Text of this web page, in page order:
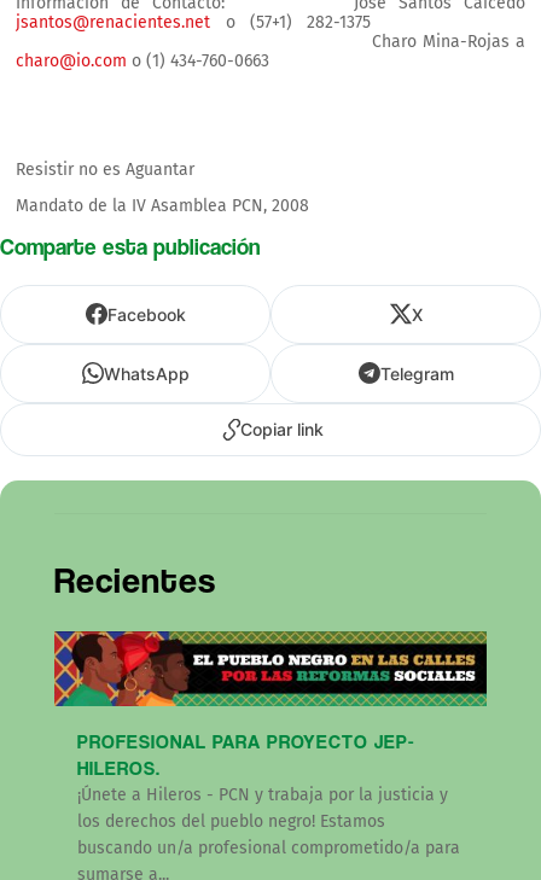
jsantos@renacientes.net o (57+1) 282-1375
Charo Mina-Rojas a
charo@io.com o (1) 434-760-0663
Resistir no es Aguantar
Mandato de la IV Asamblea PCN, 2008
Comparte esta publicación
Facebook X
WhatsApp Telegram
Copiar link
Recientes
PROFESIONAL PARA PROYECTO JEP-
HILEROS.
¡Únete a Hileros - PCN y trabaja por la justicia y
los derechos del pueblo negro! Estamos
buscando un/a profesional comprometido/a para
sumarse a...